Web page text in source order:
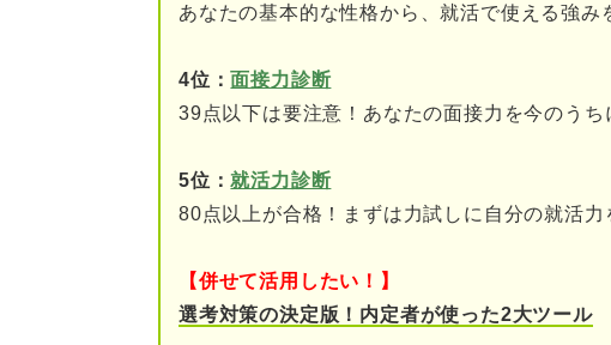
あなたの基本的な性格から、就活で使える強み
4位：面接力診断
39点以下は要注意！あなたの面接力を今のうち
5位：就活力診断
80点以上が合格！まずは力試しに自分の就活力
【併せて活用したい！】
選考対策の決定版！内定者が使った2大ツール